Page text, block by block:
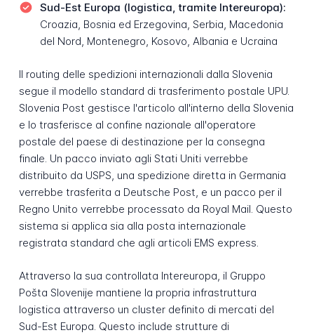
Sud-Est Europa (logistica, tramite Intereuropa):
Croazia, Bosnia ed Erzegovina, Serbia, Macedonia
del Nord, Montenegro, Kosovo, Albania e Ucraina
Il routing delle spedizioni internazionali dalla Slovenia
segue il modello standard di trasferimento postale UPU.
Slovenia Post gestisce l'articolo all'interno della Slovenia
e lo trasferisce al confine nazionale all'operatore
postale del paese di destinazione per la consegna
finale. Un pacco inviato agli Stati Uniti verrebbe
distribuito da USPS, una spedizione diretta in Germania
verrebbe trasferita a Deutsche Post, e un pacco per il
Regno Unito verrebbe processato da Royal Mail. Questo
sistema si applica sia alla posta internazionale
registrata standard che agli articoli EMS express.
Attraverso la sua controllata Intereuropa, il Gruppo
Pošta Slovenije mantiene la propria infrastruttura
logistica attraverso un cluster definito di mercati del
Sud-Est Europa. Questo include strutture di